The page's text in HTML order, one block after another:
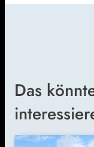
Das